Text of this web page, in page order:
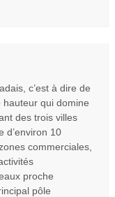
c’est à dire de
hauteur qui domine
des trois villes
d’environ 10
commerciales,
proche
pôle